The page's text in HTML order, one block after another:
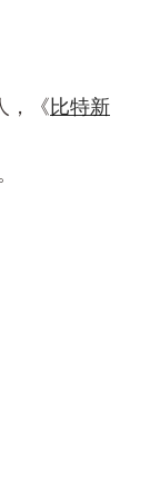
，《比特新